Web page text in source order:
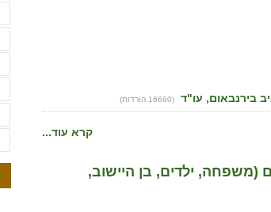
בירנבאום, עו"ד
(16680 הורדות)
קרא עוד...
(משפחה, ילדים, בן היישוב,